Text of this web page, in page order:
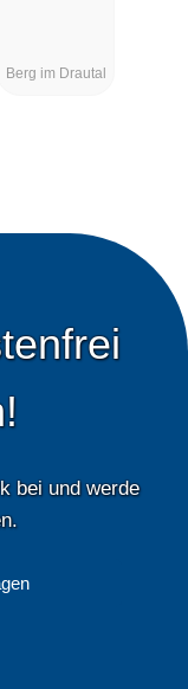
Berg im Drautal
bei und werde